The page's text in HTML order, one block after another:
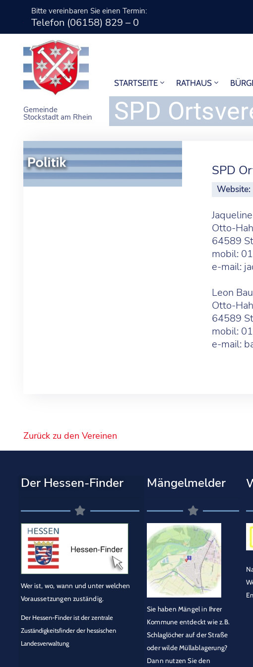
Bitte vereinbaren Sie einen Termin:
Telefon (06158) 829 – 0
Gemeinde
Stockstadt am Rhein
STARTSEITE RATHAUS
SPD
SPD
Website:
Otto-
64589
mobil:
e-mail:
Leon Bau
Otto-
64589
mobil:
e-mail:
Zurück zu den Vereinen
Der Hessen-Finder
Wer ist, wo, wann und unter welchen
Voraussetzungen zuständig.
Der Hessen-Finder ist der zentrale
Zuständigkeitsfinder der hessischen
Landesverwaltung
Mängelmelder
Sie haben Mängel in Ihrer
Kommune entdeckt wie z.B.
Schlaglöcher auf der Straße
oder wilde Müllablagerung?
Dann nutzen Sie den